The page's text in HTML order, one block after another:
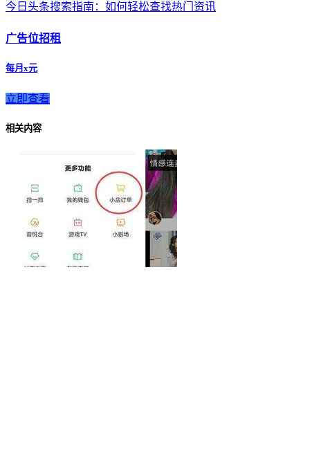
今日头条搜索指南：如何轻松查找热门资讯
广告位招租
每月x元
立即查看
相关内容